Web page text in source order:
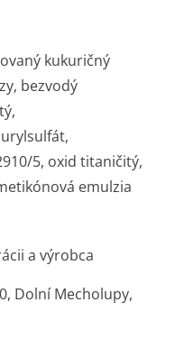
kukuričný
bezvodý
5, oxid titaničitý,
emulzia
a výrobca
Dolní Mecholupy,